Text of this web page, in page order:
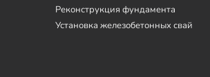
Реконструкция фундамента
Установка железобетонных свай